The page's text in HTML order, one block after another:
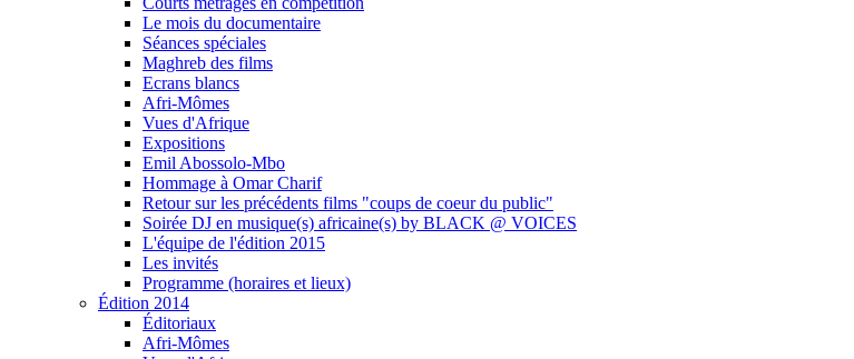
Le mois du documentaire
Séances spéciales
Maghreb des films
Ecrans blancs
Afri-Mômes
Vues d'Afrique
Expositions
Emil Abossolo-Mbo
Hommage à Omar Charif
Retour sur les précédents films "coups de coeur du public"
Soirée DJ en musique(s) africaine(s) by BLACK @ VOICES
L'équipe de l'édition 2015
Les invités
Programme (horaires et lieux)
Édition 2014
Éditoriaux
Afri-Mômes